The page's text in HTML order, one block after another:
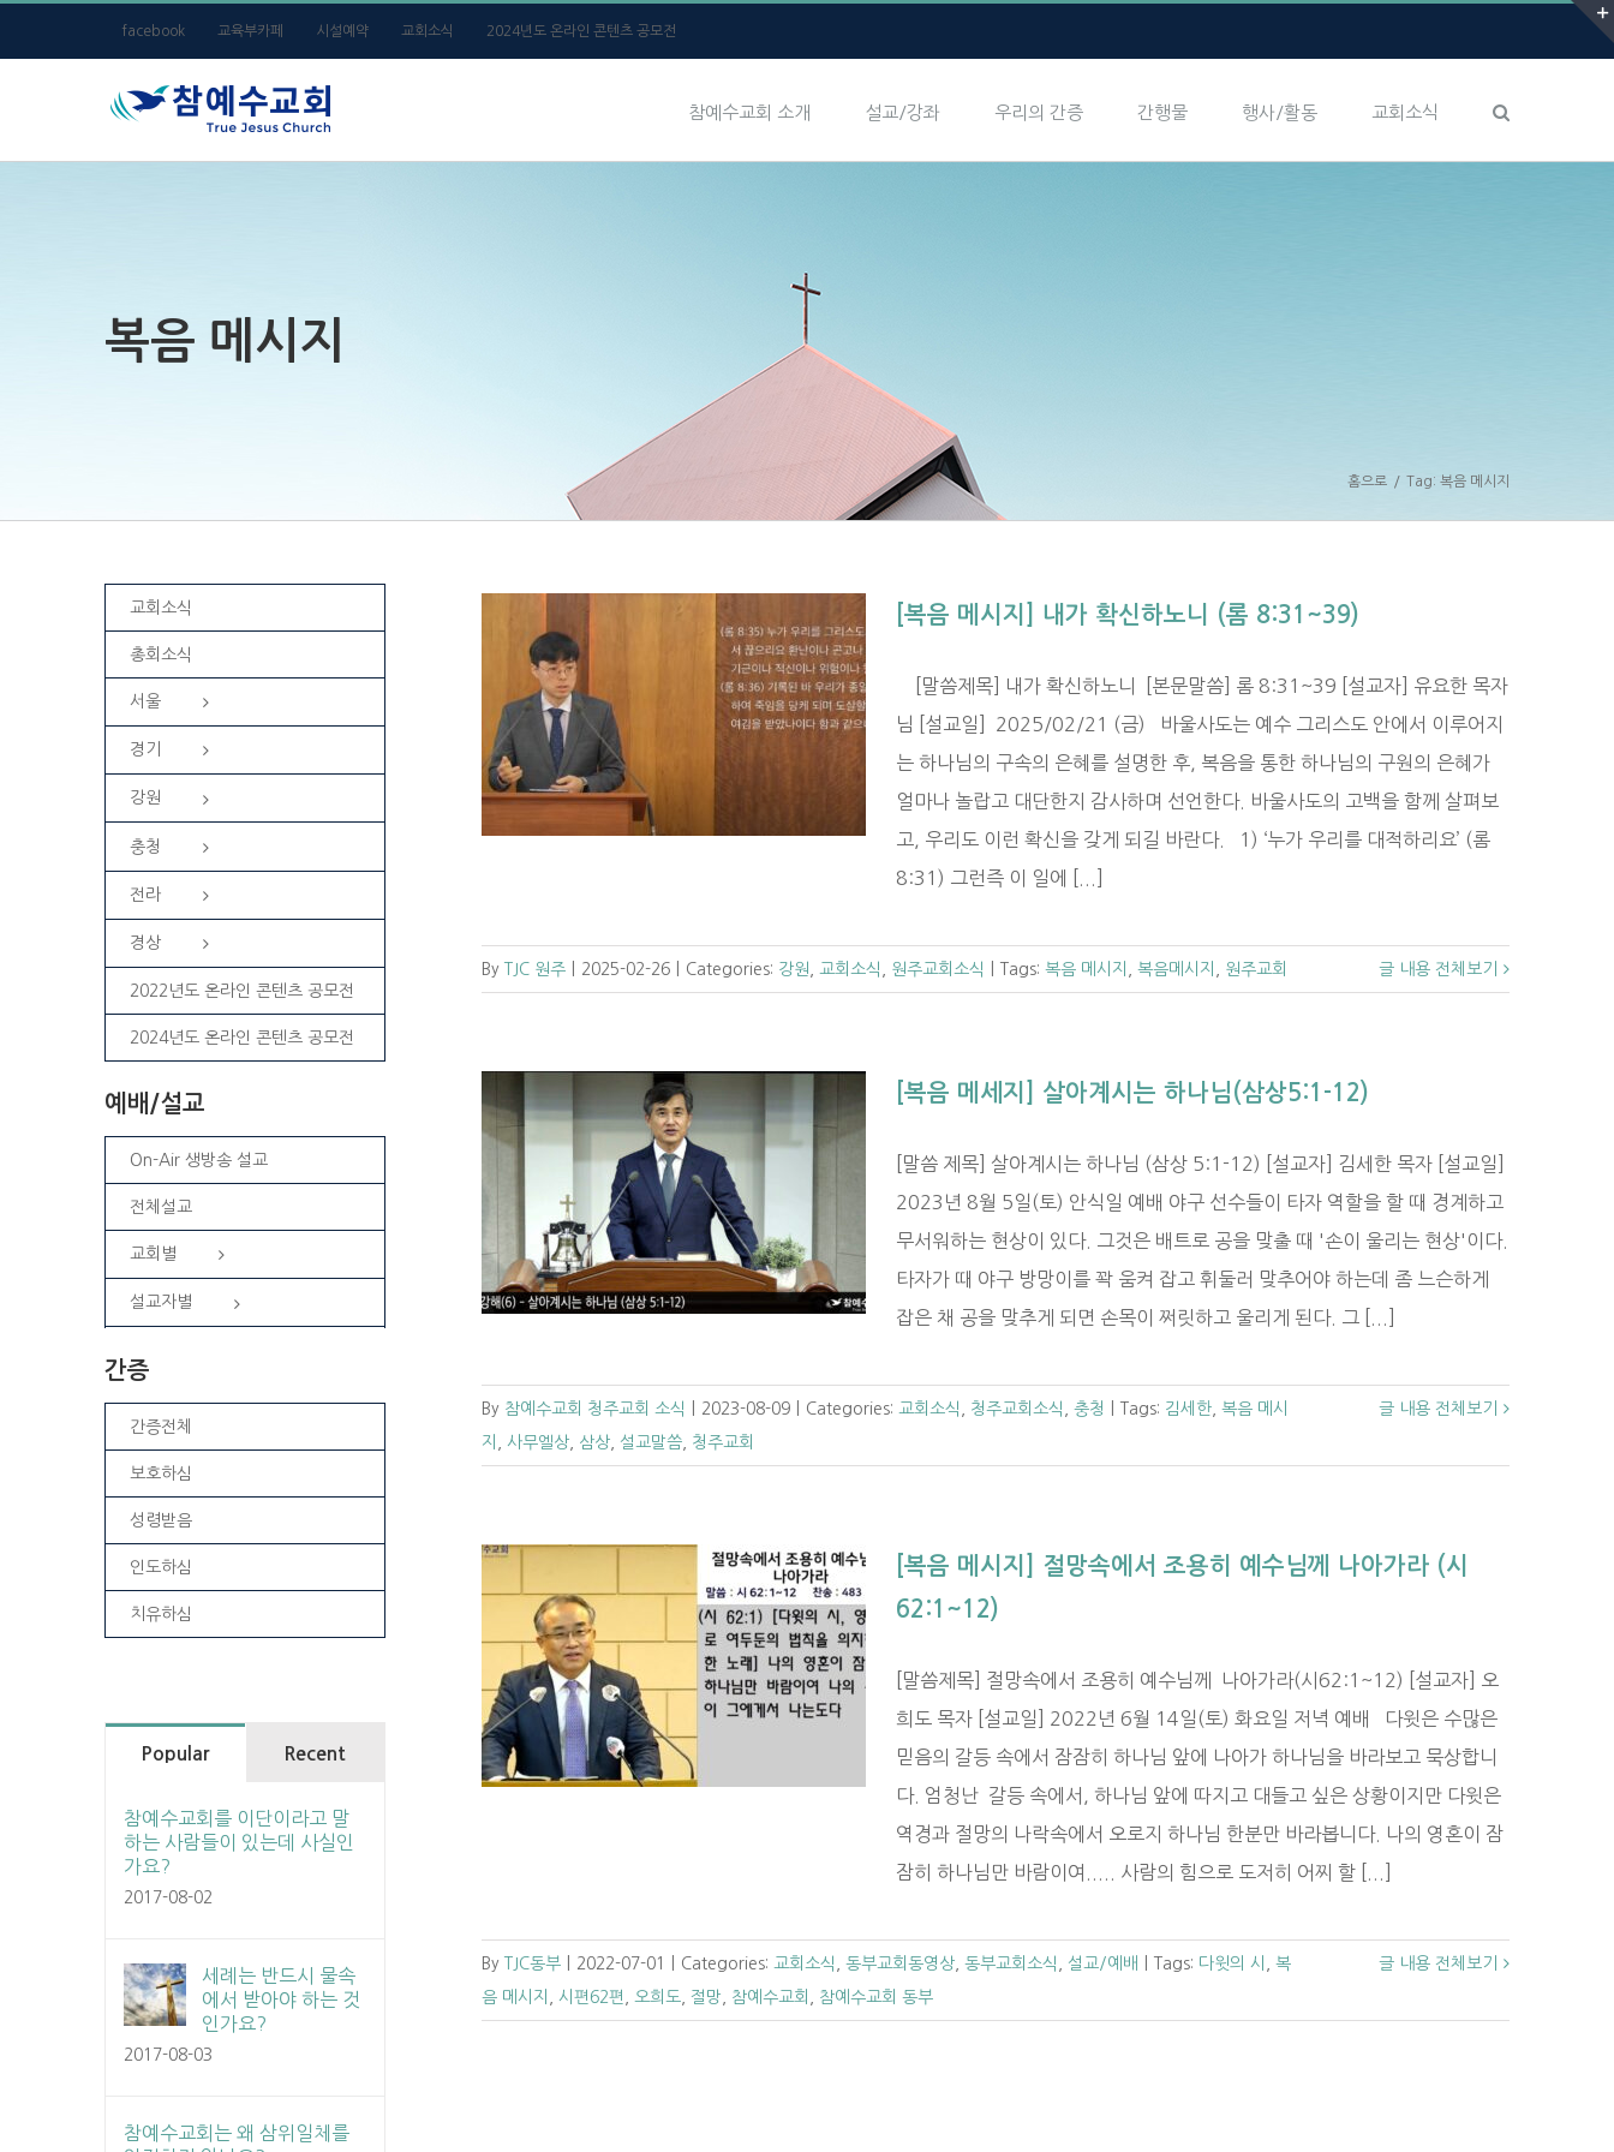
to
facebook 교육부카페 시설예약 교회소식 2024년도 온라인 콘텐츠 공모전
참예수교회 소개 설교/강좌 우리의 간증 간행물 행사/활동 교회소식
복음 메시지
홈으로 / Tag: 복음 메시지
[복음 메시지] 내가 확신하노니 (롬
강원 교회소식 원주교회소식
[복음 메시지] 내가 확신하노니 (롬 8:31~39)
[말씀제목] 내가 확신하노니 [본문말씀] 롬 8:31~39 [설교자] 유요한 목자
님 [설교일] 2025/02/21 (금) 바울사도는 예수 그리스도 안에서 이루어지
는 하나님의 구속의 은혜를 설명한 후, 복음을 통한 하나님의 구원의 은혜가
얼마나 놀랍고 대단한지 감사하며 선언한다. 바울사도의 고백을 함께 살펴보
고, 우리도 이런 확신을 갖게 되길 바란다. 1) ‘누가 우리를 대적하리요’ (롬
8:31) 그런즉 이 일에 [...]
By TJC 원주 2025-02-26 Categories: 강원 교회소식 원주교회소식 Tags: 복음 메시지 복음메시지 원주교회 글 내용 전체보기
교회소식
[복음 메세지] 살아계시는 하나님(삼상5:1-12)
[말씀 제목] 살아계시는 하나님 (삼상 5:1-12) [설교자] 김세한 목자 [설교일]
2023년 8월 5일(토) 안식일 예배 야구 선수들이 타자 역할을 할 때 경계하고
무서워하는 현상이 있다. 그것은 배트로 공을 맞출 때 '손이 울리는 현상'이다.
타자가 때 야구 방망이를 꽉 움켜 잡고 휘둘러 맞추어야 하는데 좀 느슨하게
잡은 채 공을 맞추게 되면 손목이 쩌릿하고 울리게 된다. 그 [...]
By 참예수교회 청주교회 소식 2023-08-09 Categories: 교회소식 청주교회소식 충청 Tags: 김세한 복음 메시
지
사무엘상 삼상 설교말씀 청주교회
글 내용 전체보기
교/예배
[복음 메시지] 절망속에서 조용히 예수님께 나아가라 (시
62:1~12)
[말씀제목] 절망속에서 조용히 예수님께 나아가라(시62:1~12) [설교자] 오
희도 목자 [설교일] 2022년 6월 14일(토) 화요일 저녁 예배 다윗은 수많은
믿음의 갈등 속에서 잠잠히 하나님 앞에 나아가 하나님을 바라보고 묵상합니
다. 엄청난 갈등 속에서, 하나님 앞에 따지고 대들고 싶은 상황이지만 다윗은
역경과 절망의 나락속에서 오로지 하나님 한분만 바라봅니다. 나의 영혼이 잠
잠히 하나님만 바람이여..... 사람의 힘으로 도저히 어찌 할 [...]
By TJC동부 2022-07-01 Categories: 교회소식 동부교회동영상 동부교회소식 설교/예배 Tags: 다윗의 시
복
음 메시지
시편62편 오희도 절망 참예수교회 참예수교회 동부
글 내용 전체보기
교회소식
총회소식
서울
경기
강원
충청
전라
경상
2022년도 온라인 콘텐츠 공모전
2024년도 온라인 콘텐츠 공모전
예배/설교
On-Air 생방송 설교
전체설교
교회별
설교자별
간증
간증전체
보호하심
성령받음
인도하심
치유하심
Popular Recent
참예수교회를 이단이라고 말
하는 사람들이 있는데 사실인
가요?
2017-08-02
세례는 반드시 물속
에서 받아야 하는 것
인가요?
2017-08-03
참예수교회는 왜 삼위일체를